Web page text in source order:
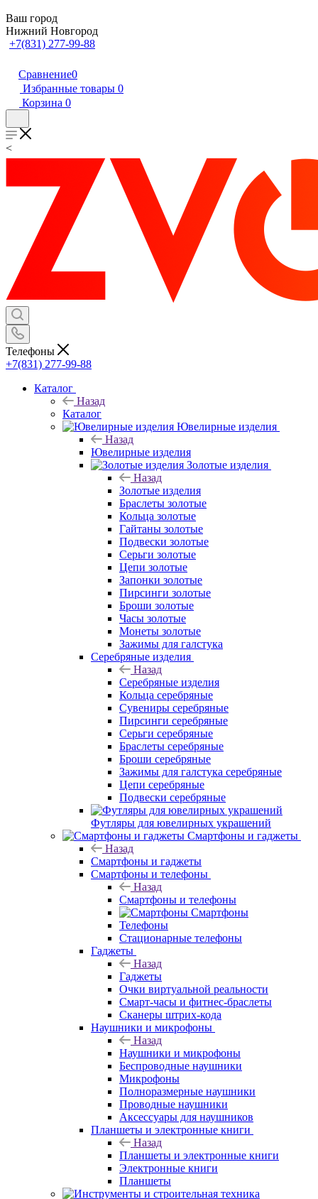
Ваш город
Нижний Новгород
+7(831) 277-99-88
Сравнение0
Избранные товары 0
Корзина 0
<
Телефоны
+7(831) 277-99-88
Каталог
Назад
Каталог
Ювелирные изделия
Назад
Ювелирные изделия
Золотые изделия
Назад
Золотые изделия
Браслеты золотые
Кольца золотые
Гайтаны золотые
Подвески золотые
Серьги золотые
Цепи золотые
Запонки золотые
Пирсинги золотые
Броши золотые
Часы золотые
Монеты золотые
Зажимы для галстука
Серебряные изделия
Назад
Серебряные изделия
Кольца серебряные
Сувениры серебряные
Пирсинги серебряные
Серьги серебряные
Браслеты серебряные
Броши серебряные
Зажимы для галстука серебряные
Цепи серебряные
Подвески серебряные
Футляры для ювелирных украшений
Смартфоны и гаджеты
Назад
Смартфоны и гаджеты
Смартфоны и телефоны
Назад
Смартфоны и телефоны
Смартфоны
Телефоны
Стационарные телефоны
Гаджеты
Назад
Гаджеты
Очки виртуальной реальности
Смарт-часы и фитнес-браслеты
Сканеры штрих-кода
Наушники и микрофоны
Назад
Наушники и микрофоны
Беспроводные наушники
Микрофоны
Полноразмерные наушники
Проводные наушники
Аксессуары для наушников
Планшеты и электронные книги
Назад
Планшеты и электронные книги
Электронные книги
Планшеты